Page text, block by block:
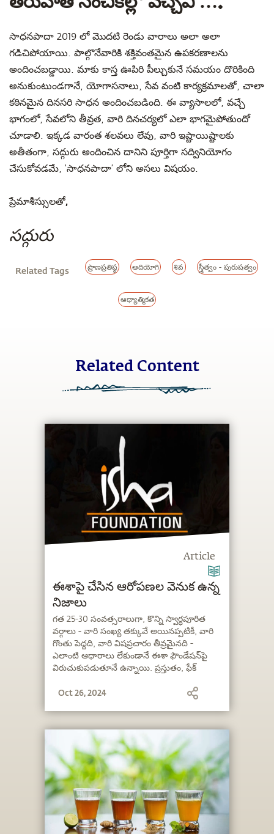
సాధనపాదా 2019 లో మొదటి రెండు వారాలు అలా అలా
గడిచిపోయాయి. పాల్గొనేవారికి శక్తివంతమైన ఉపకరణాలను
అందించబడ్డాయి. మాకు కాస్త ఊపిరి పీల్చుకునే సమయం దొరికింది
అనుకుంటుండగానే, యోగాసనాలు, సేవ వంటి కార్యక్రమాలతో, చాలా
కఠినమైన దినసరి సాధన అందించబడింది. ఈ వ్యాసాలలో, వచ్చే
భాగంలో, సేవలోని తీవ్రత, వారి దినచర్యలో ఎలా భాగమైపోతుందో
చూడాలి. ఇక్కడ వారంత శలవలు లేవు, వారి ఇష్టాయిష్టాలకు
అతీతంగా, సద్గురు అందించిన దానిని పూర్తిగా సద్వినియోగం
చేసుకోవడమే, ‘సాధనపాదా’ లోని అసలు విషయం.
ప్రేమాశీస్సులతో,
సద్గురు
Related Tags ప్రాణప్రతిష్ఠ ఆదియోగి శివ స్త్రీత్వం - పురుషత్వం
ఆధ్యాత్మికత
Related Content
Article
ఈశాపై చేసిన ఆరోపణల వెనుక ఉన్న
నిజాలు
గత 25-30 సంవత్సరాలుగా, కొన్ని స్వార్ధపూరిత
వర్గాలు - వారి సంఖ్య తక్కువే అయినప్పటికీ, వారి
గొంతు పెద్దది, వారి విషప్రచారం తీవ్రమైనది -
ఎలాంటి ఆధారాలు లేకుండానే ఈశా ఫౌండేషన్‌పై
విరుచుకుపడుతూనే ఉన్నాయి. ప్రస్తుతం, ఫేక్
మీడియాల ద్వారా, ఈ స్వప్రయోజన పరులు
అన్వేషిస్తున్నారు. ఏ ప్రభుత్వ సంస్థ కూడా ఒక్క కోర్టు
కేసు కూడా దాఖలు చేయనప్పటికీ, ఈ బృందాలు
అనవసరమైన వ్యాజ్యాలతో సంస్థను వివాదాస్పద
పరిస్థితులలోకి, చెడు ప్రచారంలోకి లాగడానికి
పదేపదే ప్రయత్నిస్తున్నాయి. ప్రపంచవ్యాప్తంగా ఉన్న
1 కోటి 10 లక్షలకు పైగా వాలంటీర్లు మరియు వందల
కోట్ల మంది శ్రేయోభిలాషుల పట్ల మాకున్న
బాధ్యతగా, వారందరి నుండి వస్తున్న విజ్ఞప్తులకు
స్పందిస్తూ, సత్యాన్ని వెల్లడించవలసిన సమయం
Oct 26, 2024